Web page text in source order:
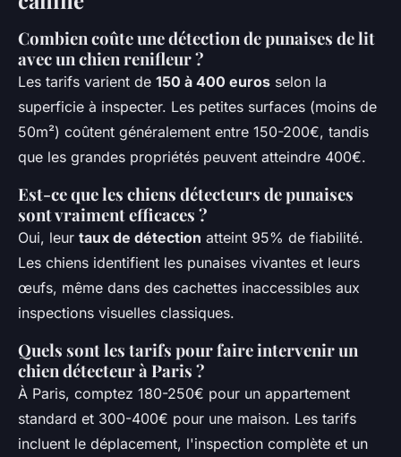
Combien coûte une détection de punaises de lit
avec un chien renifleur ?
Les tarifs varient de 150 à 400 euros selon la
superficie à inspecter. Les petites surfaces (moins de
50m²) coûtent généralement entre 150-200€, tandis
que les grandes propriétés peuvent atteindre 400€.
Est-ce que les chiens détecteurs de punaises
sont vraiment efficaces ?
Oui, leur taux de détection atteint 95% de fiabilité.
Les chiens identifient les punaises vivantes et leurs
œufs, même dans des cachettes inaccessibles aux
inspections visuelles classiques.
Quels sont les tarifs pour faire intervenir un
chien détecteur à Paris ?
À Paris, comptez 180-250€ pour un appartement
standard et 300-400€ pour une maison. Les tarifs
incluent le déplacement, l'inspection complète et un